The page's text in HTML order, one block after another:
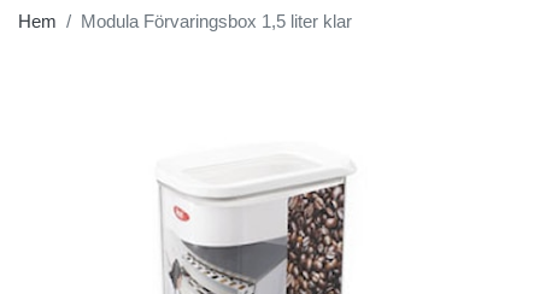
Hem Modula Förvaringsbox 1,5 liter klar